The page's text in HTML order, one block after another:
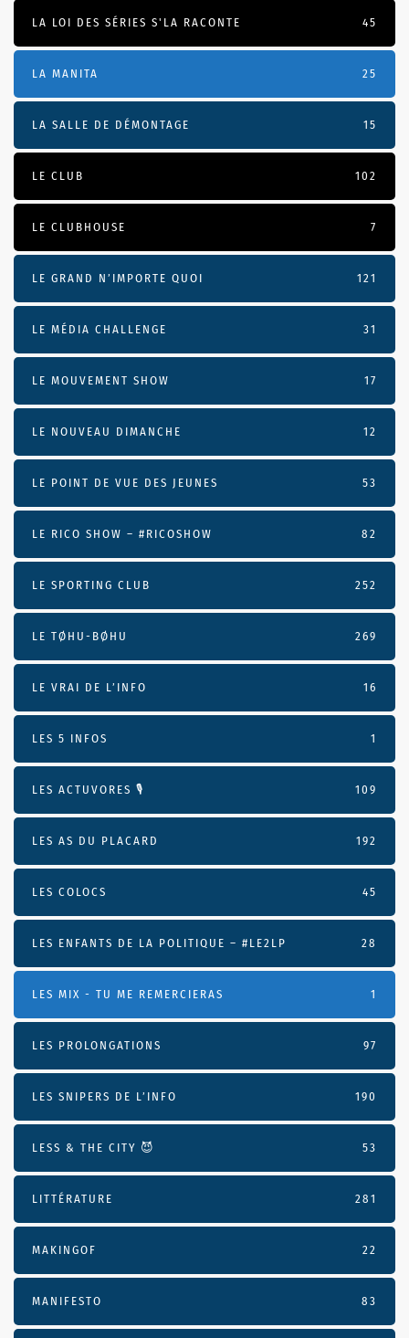
LA LOI DES SÉRIES S'LA RACONTE 45
LA MANITA 25
LA SALLE DE DÉMONTAGE 15
LE CLUB 102
LE CLUBHOUSE 7
LE GRAND N’IMPORTE QUOI 121
LE MÉDIA CHALLENGE 31
LE MOUVEMENT SHOW 17
LE NOUVEAU DIMANCHE 12
LE POINT DE VUE DES JEUNES 53
LE RICO SHOW – #RICOSHOW 82
LE SPORTING CLUB 252
LE TØHU-BØHU 269
LE VRAI DE L’INFO 16
LES 5 INFOS 1
LES ACTUVORES 🎙 109
LES AS DU PLACARD 192
LES COLOCS 45
LES ENFANTS DE LA POLITIQUE – #LE2LP 28
LES MIX - TU ME REMERCIERAS 1
LES PROLONGATIONS 97
LES SNIPERS DE L’INFO 190
LESS & THE CITY 😈 53
LITTÉRATURE 281
MAKINGOF 22
MANIFESTO 83